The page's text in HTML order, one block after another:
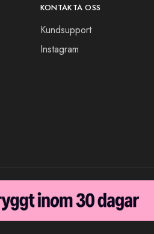
KONTAKTA OSS
Kundsupport
Instagram